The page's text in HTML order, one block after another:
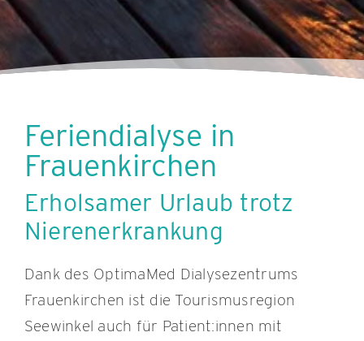
Feriendialyse in
Frauenkirchen
Erholsamer Urlaub trotz
Nierenerkrankung
Dank des OptimaMed Dialysezentrums
Frauenkirchen ist die Tourismusregion
Seewinkel auch für Patient:innen mit